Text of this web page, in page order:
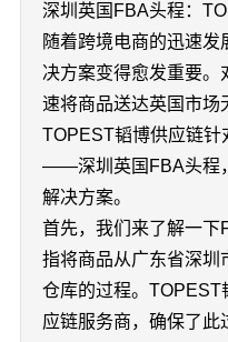
深圳英国FBA头程：
随着跨境电商的迅速
决方案变得愈发重要。
速将商品送达英国市场
TOPEST韬博供应链针
——深圳英国FBA头程
解决方案。
首先，我们来了解一下
指将商品从广东省深圳
仓库的过程。TOPEST
应链服务商，确保了此